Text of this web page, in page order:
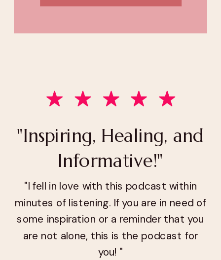
"I fell in love with this podcast within
minutes of listening. If you are in need of
some inspiration or a reminder that you
are not alone, this is the podcast for
you! "
"Inspiring, Healing, and
Informative!"